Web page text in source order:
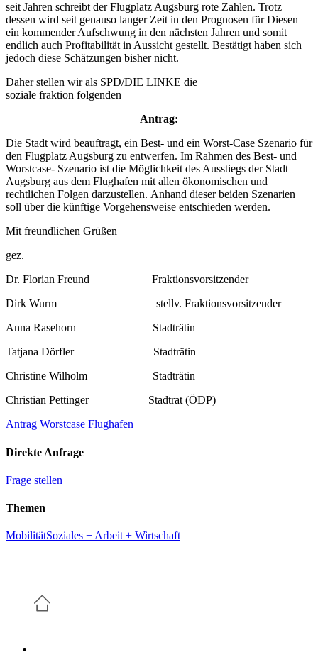
seit Jahren schreibt der Flugplatz Augsburg rote Zahlen. Trotz
dessen wird seit genauso langer Zeit in den Prognosen für Diesen
ein kommender Aufschwung in den nächsten Jahren und somit
endlich auch Profitabilität in Aussicht gestellt. Bestätigt haben sich
jedoch diese Schätzungen bisher nicht.
Daher stellen wir als SPD/DIE LINKE die
soziale fraktion folgenden
Antrag:
Die Stadt wird beauftragt, ein Best- und ein Worst-Case Szenario für
den Flugplatz Augsburg zu entwerfen. Im Rahmen des Best- und
Worstcase- Szenario ist die Möglichkeit des Ausstiegs der Stadt
Augsburg aus dem Flughafen mit allen ökonomischen und
rechtlichen Folgen darzustellen. Anhand dieser beiden Szenarien
soll über die künftige Vorgehensweise entschieden werden.
Mit freundlichen Grüßen
gez.
Dr. Florian Freund Fraktionsvorsitzender
Dirk Wurm stellv. Fraktionsvorsitzender
Anna Rasehorn Stadträtin
Tatjana Dörfler Stadträtin
Christine Wilholm Stadträtin
Christian Pettinger Stadtrat (ÖDP)
Antrag Worstcase Flughafen
Direkte Anfrage
Frage stellen
Themen
MobilitätSoziales + Arbeit + Wirtschaft